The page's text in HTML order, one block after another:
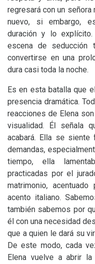
regresará con un señora
nuevo, si embargo,
duración y lo
escena de seducción
convertirse en una
dura casi toda la noche.
Es en esta batalla que
presencia dramática.
reacciones de Elena
visualidad. Él señala
acabará. Ella se
demandas,
tiempo, ella
practicadas por el
matrimonio,
acento italiano.
también sabemos por
él con una necesidad
que a quien le dará su
De este modo, cada
Elena vuelve a abrir la